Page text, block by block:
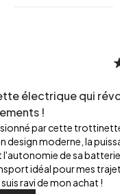
électrique qui
!
par cette
design moderne, la
de sa
idéal pour mes
ravi de mon achat !